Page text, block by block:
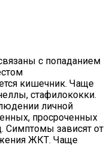
с попаданием
кишечник. Чаще
стафилококки.
личной
просроченных
Симптомы зависят от
ЖКТ. Чаще